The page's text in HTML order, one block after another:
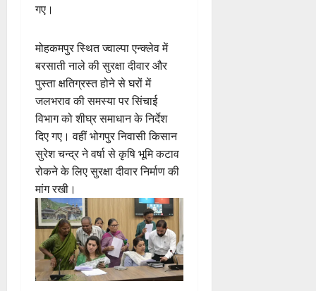
गए।
मोहकमपुर स्थित ज्वाल्पा एन्क्लेव में
बरसाती नाले की सुरक्षा दीवार और
पुस्ता क्षतिग्रस्त होने से घरों में
जलभराव की समस्या पर सिंचाई
विभाग को शीघ्र समाधान के निर्देश
दिए गए। वहीं भोगपुर निवासी किसान
सुरेश चन्द्र ने वर्षा से कृषि भूमि कटाव
रोकने के लिए सुरक्षा दीवार निर्माण की
मांग रखी।